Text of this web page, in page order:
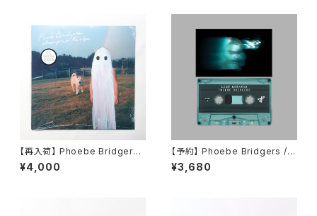
【再入荷】 Phoebe Bridgers /
Stranger In The Alps
¥4,000
【予約】 Phoebe Bridgers / L
ost Weekend （カセット）
¥3,680